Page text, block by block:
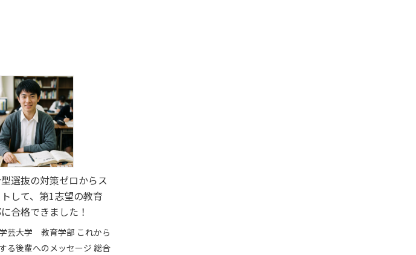
選抜の対策ゼロからス
して、第1志望の教育
合格できました！
芸大学 教育学部 これから
る後輩へのメッセージ 総合